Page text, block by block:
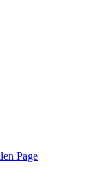
Page